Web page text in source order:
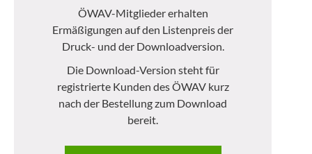
ÖWAV-Mitglieder erhalten
Ermäßigungen auf den Listenpreis der
Druck- und der Downloadversion.
Die Download-Version steht für
registrierte Kunden des ÖWAV kurz
nach der Bestellung zum Download
bereit.